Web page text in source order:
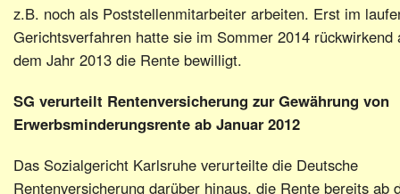
z.B. noch als Poststellenmitarbeiter arbeiten. Erst im
Gerichtsverfahren hatte sie im Sommer 2014 rückwirkend
dem Jahr 2013 die Rente bewilligt.
SG verurteilt Rentenversicherung zur Gewährung von
Erwerbsminderungsrente ab Januar 2012
Das Sozialgericht Karlsruhe verurteilte die Deutsche
Rentenversicherung darüber hinaus, die Rente bereits ab